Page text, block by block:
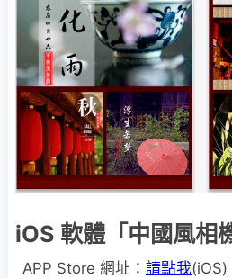
iOS 軟體「中國風相
APP Store 網址： 請點我(iOS)